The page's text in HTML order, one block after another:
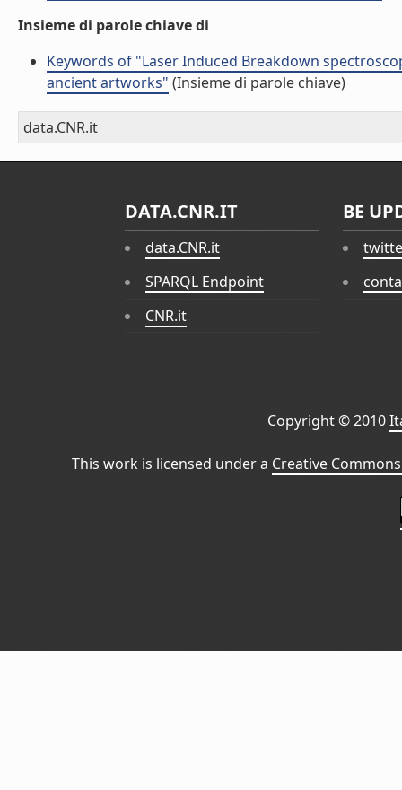
Insieme di parole chiave di
Keywords of "Laser Induced Breakdown
ancient artworks" (Insieme di parole chiave)
data.CNR.it
DATA.CNR.IT
data.CNR.it
SPARQL Endpoint
CNR.it
BE
Copyright © 2010
This work is licensed under a Creative